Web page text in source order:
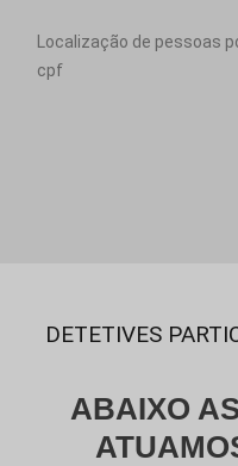
Localização de pessoas
cpf
DETETIVES
ABAIXO